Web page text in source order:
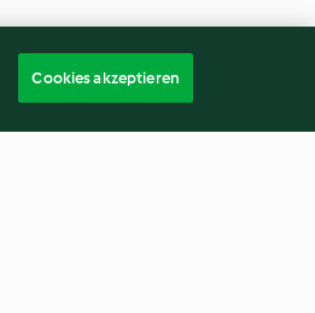
Cookies akzeptieren